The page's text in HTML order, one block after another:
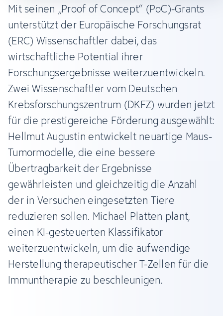
Mit seinen „Proof of Concept“ (PoC)-Grants
unterstützt der Europäische Forschungsrat
(ERC) Wissenschaftler dabei, das
wirtschaftliche Potential ihrer
Forschungsergebnisse weiterzuentwickeln.
Zwei Wissenschaftler vom Deutschen
Krebsforschungszentrum (DKFZ) wurden jetzt
für die prestigereiche Förderung ausgewählt:
Hellmut Augustin entwickelt neuartige Maus-
Tumormodelle, die eine bessere
Übertragbarkeit der Ergebnisse
gewährleisten und gleichzeitig die Anzahl
der in Versuchen eingesetzten Tiere
reduzieren sollen. Michael Platten plant,
einen KI-gesteuerten Klassifikator
weiterzuentwickeln, um die aufwendige
Herstellung therapeutischer T-Zellen für die
Immuntherapie zu beschleunigen.